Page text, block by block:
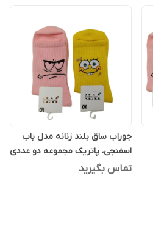
جوراب ساق بلند زنانه مدل باب
اسفنجی، پاتریک مجموعه دو عددی
تماس بگیرید